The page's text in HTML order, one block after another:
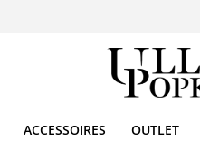
ACCESSOIRES
OUTLET